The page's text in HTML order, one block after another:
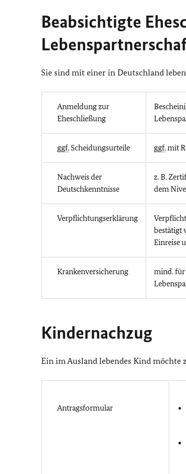
Beabsichtigte
Sie sind mit einer in Deutschland
Anmeldung zur
Eheschließung
ggf. Scheidungsurteile ggf.mit
Nachweis der
Deutschkenntnisse
z. B.
dem
Verpflichtungserklärung
bestätigt
Einreise
Krankenversicherung
mind. für
Kindernachzug
Ein im Ausland lebendes Kind
Antragsformular